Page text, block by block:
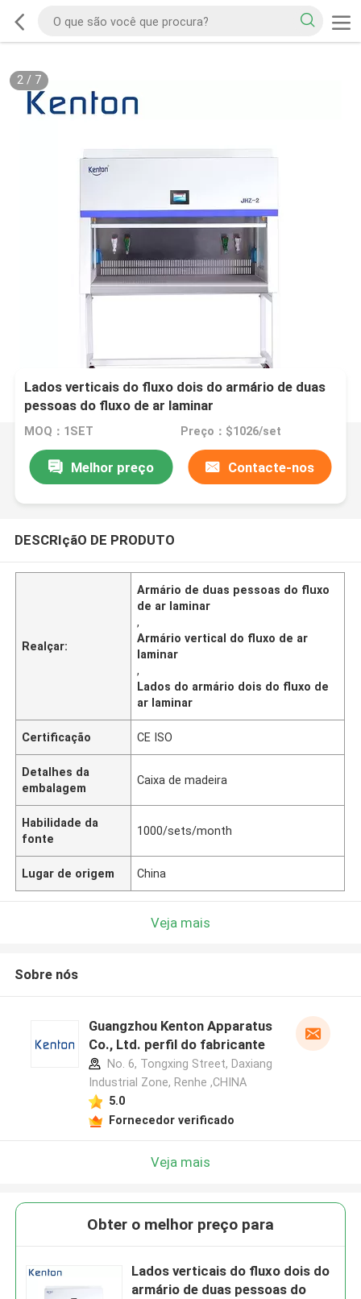
2/ 7
Lados verticais do fluxo dois do armário de duas
pessoas do fluxo de ar laminar
MOQ：1SET Preço：$1026/set
Melhor preço Contacte-nos
DESCRIçãO DE PRODUTO
Realçar:
Armário de duas pessoas do fluxo
de ar laminar
,
Armário vertical do fluxo de ar
laminar
,
Lados do armário dois do fluxo de
ar laminar
Certificação CE ISO
Detalhes da
embalagem
Caixa de madeira
Habilidade da
fonte
1000/sets/month
Lugar de origem China
Veja mais
Sobre nós
Guangzhou Kenton Apparatus
Co., Ltd. perfil do fabricante
No. 6, Tongxing Street, Daxiang
Industrial Zone, Renhe ,CHINA
5.0
Fornecedor verificado
Veja mais
Obter o melhor preço para
Lados verticais do fluxo dois do
armário de duas pessoas do